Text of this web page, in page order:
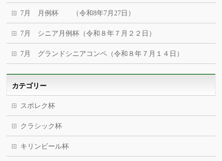
7月 月例杯 （令和8年7月27日）
7月 シニア月例杯（令和８年７月２２日）
7月 グランドシニアコンペ（令和８年７月１４日）
カテゴリー
スポレク杯
クラシック杯
キリンビール杯